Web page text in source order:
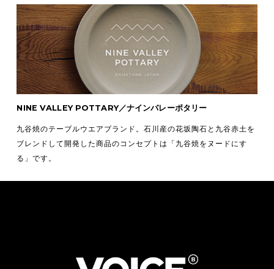
NINE VALLEY POTTARY／ナインバレーポタリー
九谷焼のテーブルウエアブランド。石川産の花坂陶石と九谷赤土を
ブレンドして開発した商品のコンセプトは「九谷焼をヌードにす
る」です。